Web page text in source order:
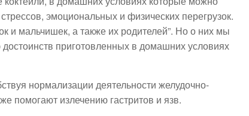
эмоциональных и физических перегрузок.
и мальчишек, а также их родителей”. Но о них мы
приготовленных в домашних условиях
нормализации деятельности желудочно-
помогают излечению гастритов и язв.